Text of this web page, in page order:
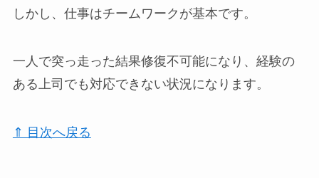
しかし、仕事はチームワークが基本です。
一人で突っ走った結果修復不可能になり、経験の
ある上司でも対応できない状況になります。
⇑ 目次へ戻る